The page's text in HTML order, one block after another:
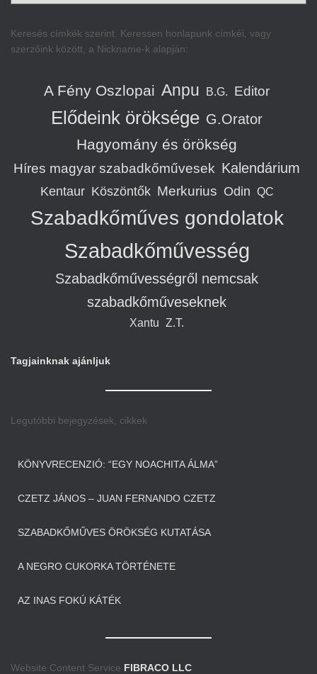
Keresés címkék szerint. Keressen honlapunk címkéi, vagy
szerzőink között, a Nickname-k alapján:
A Fény Oszlopai Anpu B.G. Editor
Elődeink öröksége G.Orator
Hagyomány és örökség
Híres magyar szabadkőművesek Kalendárium
Kentaur Köszöntők Merkurius Odin QC
Szabadkőműves gondolatok
Szabadkőművesség
Szabadkőművességről nemcsak
szabadkőműveseknek
Xantu Z.T.
Tagjainknak ajánljuk
Legutóbbi bejegyzések, cikkek
KÖNYVRECENZIÓ: “EGY NOACHITA ÁLMA”
CZETZ JÁNOS – JUAN FERNANDO CZETZ
SZABADKŐMŰVES ÖRÖKSÉG KUTATÁSA
A NEGRO CUKORKA TÖRTÉNETE
AZ INAS FOKÚ KÁTÉK
Website Content Service FIBRACO LLC